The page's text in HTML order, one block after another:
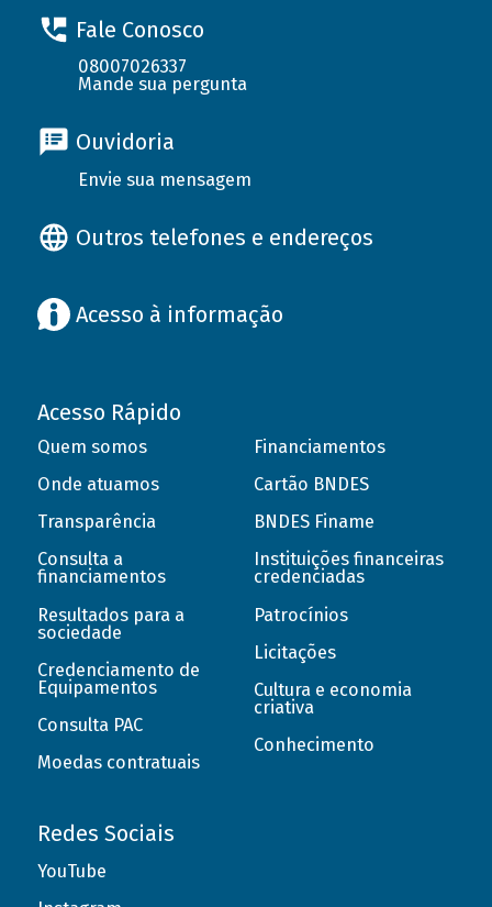
Fale Conosco
08007026337
Mande sua pergunta
Ouvidoria
Envie sua mensagem
Outros telefones e endereços
Acesso à informação
Acesso Rápido
Quem somos
Onde atuamos
Transparência
Consulta a
financiamentos
Resultados para a
sociedade
Credenciamento de
Equipamentos
Consulta PAC
Moedas contratuais
Financiamentos
Cartão BNDES
BNDES Finame
Instituições financeiras
credenciadas
Patrocínios
Licitações
Cultura e economia
criativa
Conhecimento
Redes Sociais
YouTube